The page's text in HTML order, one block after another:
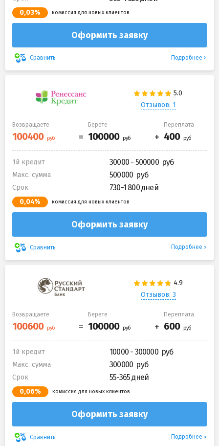
0,03% комиссия для новых клиентов
Оформить заявку
Сравнить Подробнее
Отзывов: 1
Возвращаете Берете Переплата
1й кредит 30000 - 500000
Макс. сумма 500000
Срок 730-1 800 дней
0,04% комиссия для новых клиентов
Оформить заявку
Сравнить Подробнее
Отзывов: 3
Возвращаете Берете Переплата
1й кредит 10000 - 300000
Макс. сумма 300000
Срок 55-365 дней
0,06% комиссия для новых клиентов
Оформить заявку
Сравнить Подробнее